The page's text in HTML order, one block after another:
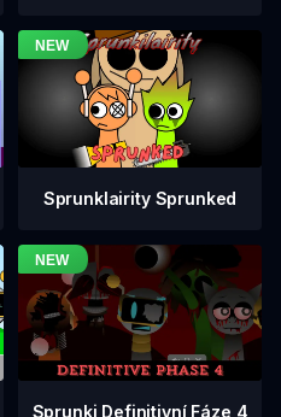
Sprunklairity Sprunked
Sprunki Definitivní Fáze 4